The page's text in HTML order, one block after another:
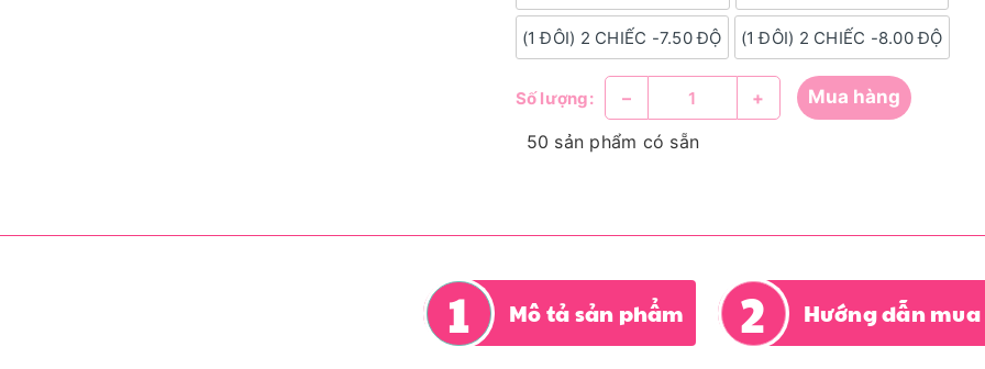
(1 ĐÔI) 2 CHIẾC -7.50 ĐỘ (1 ĐÔI) 2 CHIẾC -8.00 ĐỘ
Số lượng: – + Mua hàng
50 sản phẩm có sẵn
Mô tả sản phẩm Hướng dẫn